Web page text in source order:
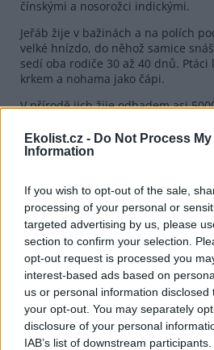
Ekolist.cz - Do Not Process My
Information
If you wish to opt-out of the sale,
processing of your personal or
targeted advertising by us, please
section to confirm your selection.
opt-out request is processed you
interest-based ads based on
us or personal information
your opt-out. You may separately
disclosure of your personal
IAB’s list of downstream
čínskými a nosorožci indickými.
Jeřáb žije v bažinách a na polích
velké hnízdo, do něhož samice
sedí oba rodiče 30 až 40 dnů.
krkem a nohama jako čápi.
V přírodě jich žije odhadem asi